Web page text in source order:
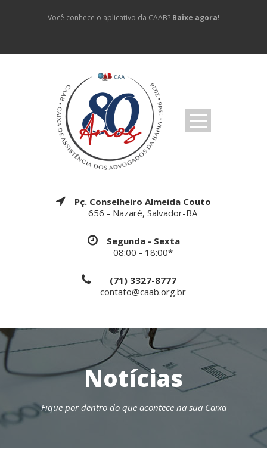
Você conhece o aplicativo da CAAB? Baixe agora!
Pç. Conselheiro Almeida Couto
656 - Nazaré, Salvador-BA
Segunda - Sexta
08:00 - 18:00*
(71) 3327-8777
contato@caab.org.br
Notícias
Fique por dentro do que acontece na sua Caixa